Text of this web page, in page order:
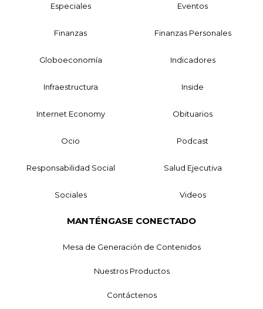
Especiales Eventos
Finanzas Finanzas Personales
Globoeconomía Indicadores
Infraestructura Inside
Internet Economy Obituarios
Ocio Podcast
Responsabilidad Social Salud Ejecutiva
Sociales Videos
MANTÉNGASE CONECTADO
Mesa de Generación de Contenidos
Nuestros Productos
Contáctenos